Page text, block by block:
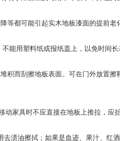
等都可能引起实木地板漆面的提前老
能用塑料纸或报纸盖上，以免时间长
积而刮擦地板表面。可在门外放置
动家具时不应直接在地板上推拉，应
渍油擦拭；如果是血迹、果汁、